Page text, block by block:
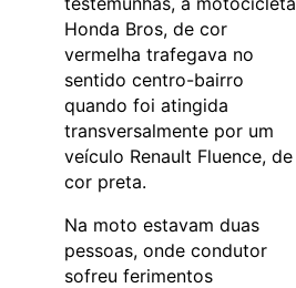
Honda Bros, de cor
vermelha trafegava no
sentido centro-bairro
quando foi atingida
transversalmente por um
veículo Renault Fluence, de
cor preta.
Na moto estavam duas
pessoas, onde condutor
sofreu ferimentos